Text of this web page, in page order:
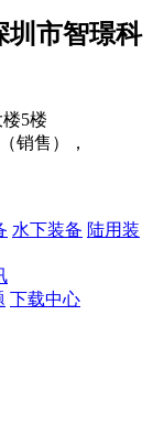
圳市智璟科
5楼
销售），
水下装备 陆用装
下载中心